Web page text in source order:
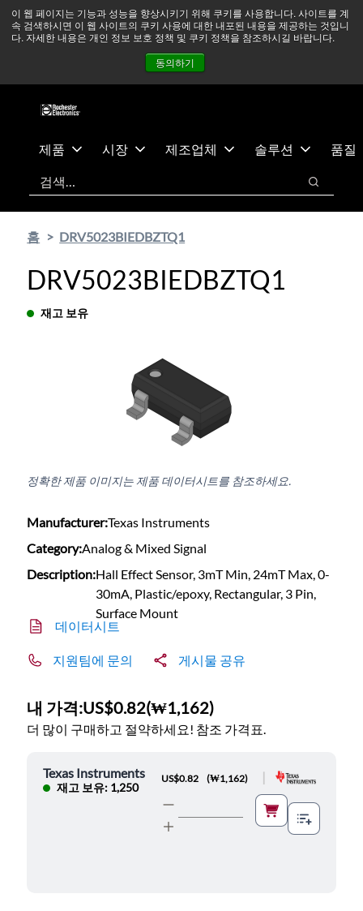
이 웹 페이지는 기능과 성능을 향상시키기 위해 쿠키를 사용합니다. 사이트를 계
속 검색하시면 이 웹 사이트의 쿠키 사용에 대한 내포된 내용을 제공하는 것입니
다. 자세한 내용은 개인 정보 보호 정책 및 쿠키 정책을 참조하시길 바랍니다.
동의하기
츠
건
중동 지역 상황을 지속적으로 주시하고 있으며, 모든 서비스는
정상적으로 운영되고 있습니다. 더 읽어보기 →
뉴스
문의하기
제품 시장 제조업체 솔루션
품질
검색
검색
홈 DRV5023BIEDBZTQ1
DRV5023BIEDBZTQ1
재고 보유
정확한 제품 이미지는 제품 데이터시트를 참조하세요.
Manufacturer:Texas Instruments
Category:Analog & Mixed Signal
Description:Hall Effect Sensor, 3mT Min, 24mT Max, 0-
30mA, Plastic/epoxy, Rectangular, 3 Pin,
Surface Mount
데이터시트
지원팀에 문의 게시물 공유
내 가격:US$0.82(₩1,162)
더 많이 구매하고 절약하세요! 참조 가격표.
Texas Instruments
재고 보유: 1,250
US$0.82 (₩1,162)